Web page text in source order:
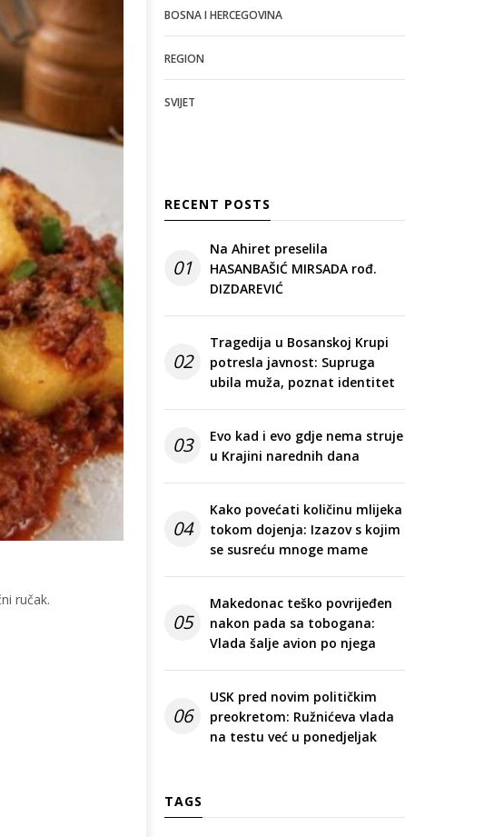
ručak.
BOSNA I HERCEGOVINA
REGION
SVIJET
RECENT POSTS
01
Na Ahiret preselila
HASANBAŠIĆ MIRSADA rođ.
DIZDAREVIĆ
02
Tragedija u Bosanskoj Krupi
potresla javnost: Supruga
ubila muža, poznat identitet
03
Evo kad i evo gdje nema struje
u Krajini narednih dana
04
Kako povećati količinu mlijeka
tokom dojenja: Izazov s kojim
se susreću mnoge mame
05
Makedonac teško povrijeđen
nakon pada sa tobogana:
Vlada šalje avion po njega
06
USK pred novim političkim
preokretom: Ružnićeva vlada
na testu već u ponedjeljak
TAGS